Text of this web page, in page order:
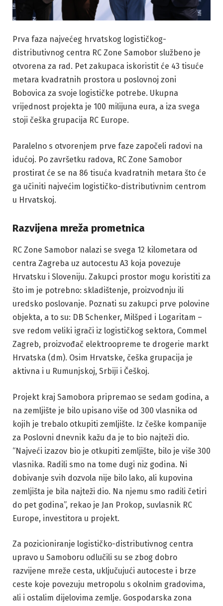
Prva faza najvećeg hrvatskog logističkog-
distributivnog centra RC Zone Samobor službeno je
otvorena za rad. Pet zakupaca iskoristit će 43 tisuće
metara kvadratnih prostora u poslovnoj zoni
Bobovica za svoje logističke potrebe. Ukupna
vrijednost projekta je 100 milijuna eura, a iza svega
stoji češka grupacija RC Europe.
Paralelno s otvorenjem prve faze započeli radovi na
idućoj. Po završetku radova, RC Zone Samobor
prostirat će se na 86 tisuća kvadratnih metara što će
ga učiniti najvećim logističko-distributivnim centrom
u Hrvatskoj.
Razvijena mreža prometnica
RC Zone Samobor nalazi se svega 12 kilometara od
centra Zagreba uz autocestu A3 koja povezuje
Hrvatsku i Sloveniju. Zakupci prostor mogu koristiti za
što im je potrebno: skladištenje, proizvodnju ili
uredsko poslovanje. Poznati su zakupci prve polovine
objekta, a to su: DB Schenker, Milšped i Logaritam –
sve redom veliki igrači iz logističkog sektora, Commel
Zagreb, proizvođač elektroopreme te drogerie markt
Hrvatska (dm). Osim Hrvatske, češka grupacija je
aktivna i u Rumunjskoj, Srbiji i Češkoj.
Projekt kraj Samobora pripremao se sedam godina, a
na zemljište je bilo upisano više od 300 vlasnika od
kojih je trebalo otkupiti zemljište. Iz češke kompanije
za Poslovni dnevnik kažu da je to bio najteži dio.
“Najveći izazov bio je otkupiti zemljište, bilo je više 300
vlasnika. Radili smo na tome dugi niz godina. Ni
dobivanje svih dozvola nije bilo lako, ali kupovina
zemljišta je bila najteži dio. Na njemu smo radili četiri
do pet godina”, rekao je Jan Prokop, suvlasnik RC
Europe, investitora u projekt.
Za pozicioniranje logističko-distributivnog centra
upravo u Samoboru odlučili su se zbog dobro
razvijene mreže cesta, uključujući autoceste i brze
ceste koje povezuju metropolu s okolnim gradovima,
ali i ostalim dijelovima zemlje. Gospodarska zona